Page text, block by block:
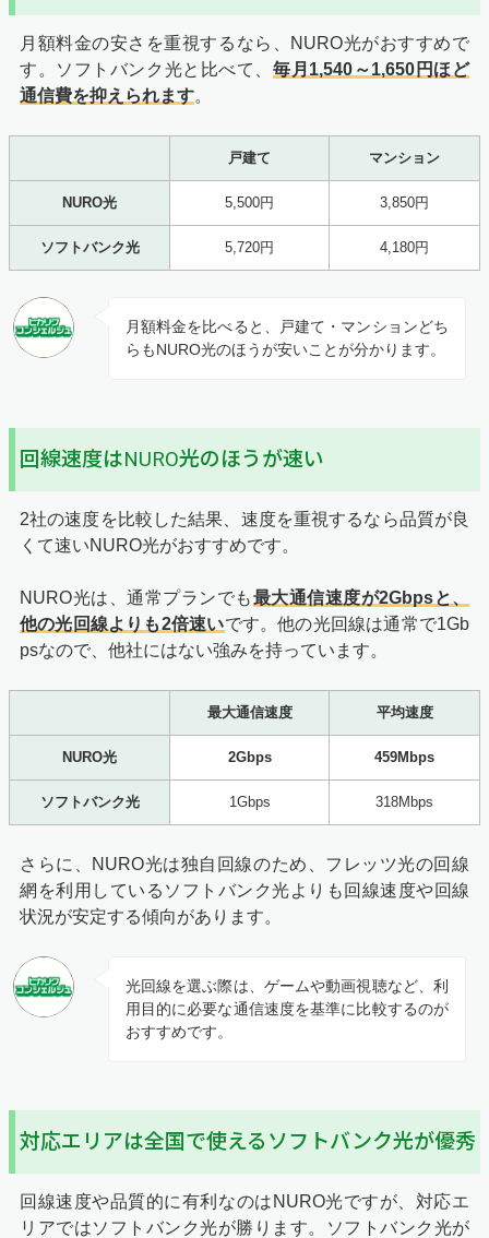
月額料金の安さを重視するなら、NURO光がおすすめで
す。ソフトバンク光と比べて、 毎月1,540～1,650円ほど
通信費を抑えられます。
戸建て マンション
NURO光 5,500円 3,850円
ソフトバンク光 5,720円 4,180円
月額料金を比べると、戸建て・マンションどち
らもNURO光のほうが安いことが分かります。
回線速度はNURO光のほうが速い
2社の速度を比較した結果、速度を重視するなら品質が良
くて速いNURO光がおすすめです。
NURO光は、通常プランでも最大通信速度が2Gbpsと、
他の光回線よりも2倍速いです。他の光回線は通常で1Gb
psなので、他社にはない強みを持っています。
最大通信速度 平均速度
NURO光 2Gbps 459Mbps
ソフトバンク光 1Gbps 318Mbps
さらに、NURO光は独自回線のため、フレッツ光の回線
網を利用しているソフトバンク光よりも回線速度や回線
状況が安定する傾向があります。
光回線を選ぶ際は、ゲームや動画視聴など、利
用目的に必要な通信速度を基準に比較するのが
おすすめです。
対応エリアは全国で使えるソフトバンク光が優秀
回線速度や品質的に有利なのはNURO光ですが、対応エ
リアではソフトバンク光が勝ります。ソフトバンク光が